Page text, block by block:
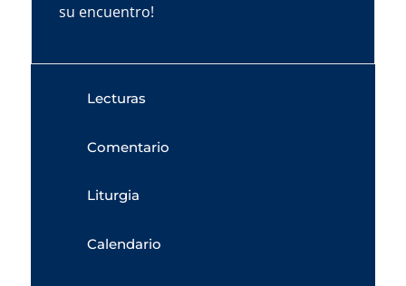
su encuentro!
Lecturas
Comentario
Liturgia
Calendario